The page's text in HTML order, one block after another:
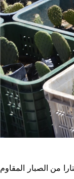
القروية المعادنة، اليوم الخميس، انطلاقة مشروع زراعة 720 هكتارا من الصبار المقاوم